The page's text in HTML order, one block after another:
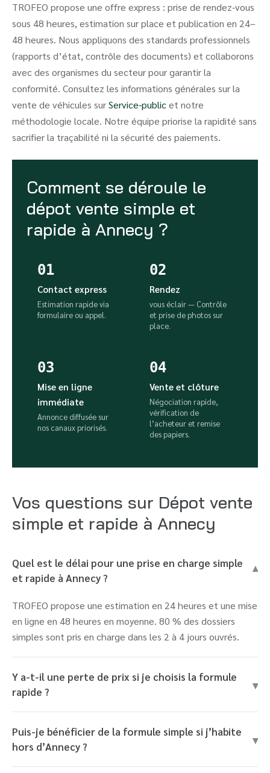
TROFEO propose une offre express : prise de rendez-vous
sous 48 heures, estimation sur place et publication en 24–
48 heures. Nous appliquons des standards professionnels
(rapports d’état, contrôle des documents) et collaborons
avec des organismes du secteur pour garantir la
conformité. Consultez les informations générales sur la
vente de véhicules surService-publicet notre
méthodologie locale. Notre équipe priorise la rapidité sans
sacrifier la traçabilité ni la sécurité des paiements.
Comment se déroule le
dépot vente simple et
rapide à Annecy ?
01
Contact express
Estimation rapide via
formulaire ou appel.
02
Rendez
vous éclair — Contrôle
et prise de photos sur
place.
03
Mise en ligne
immédiate
Annonce diffusée sur
nos canaux priorisés.
04
Vente et clôture
Négociation rapide,
vérification de
l’acheteur et remise
des papiers.
Vos questions sur Dépot vente
simple et rapide à Annecy
Quel est le délai pour une prise en charge simple
et rapide à Annecy ?
▾
TROFEO propose une estimation en 24 heures et une mise
en ligne en 48 heures en moyenne. 80 % des dossiers
simples sont pris en charge dans les 2 à 4 jours ouvrés.
Y a-t-il une perte de prix si je choisis la formule
rapide ?
▾
Puis-je bénéficier de la formule simple si j’habite
hors d’Annecy ?
▾